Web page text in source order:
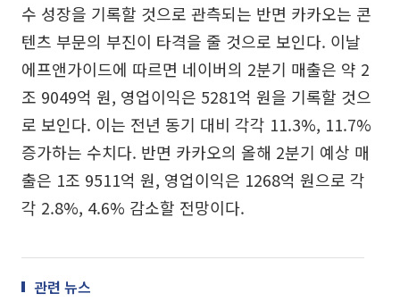
수 성장을 기록할 것으로 관측되는 반면 카카오는 콘
텐츠 부문의 부진이 타격을 줄 것으로 보인다. 이날
에프앤가이드에 따르면 네이버의 2분기 매출은 약 2
조 9049억 원, 영업이익은 5281억 원을 기록할 것으
로 보인다. 이는 전년 동기 대비 각각 11.3%, 11.7%
증가하는 수치다. 반면 카카오의 올해 2분기 예상 매
출은 1조 9511억 원, 영업이익은 1268억 원으로 각
각 2.8%, 4.6% 감소할 전망이다.
관련 뉴스